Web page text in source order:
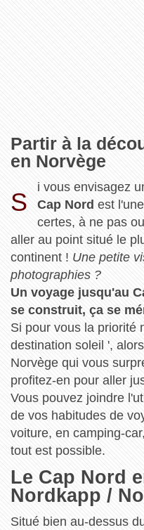
Partir à la
en Norvège
S
i vous envisagez
Cap Nord est
certes, à ne pas
aller au point situé le
continent ! Une petite
photographies ?
Un voyage jusqu'au
se construit, ça se
Si pour vous la priorité
destination soleil ',
Norvège qui vous
profitez-en pour aller
Vous pouvez joindre
de vos habitudes de
voiture, en camping-
tout est possible.
Le Cap Nord
Nordkapp /
Situé bien au-dessus